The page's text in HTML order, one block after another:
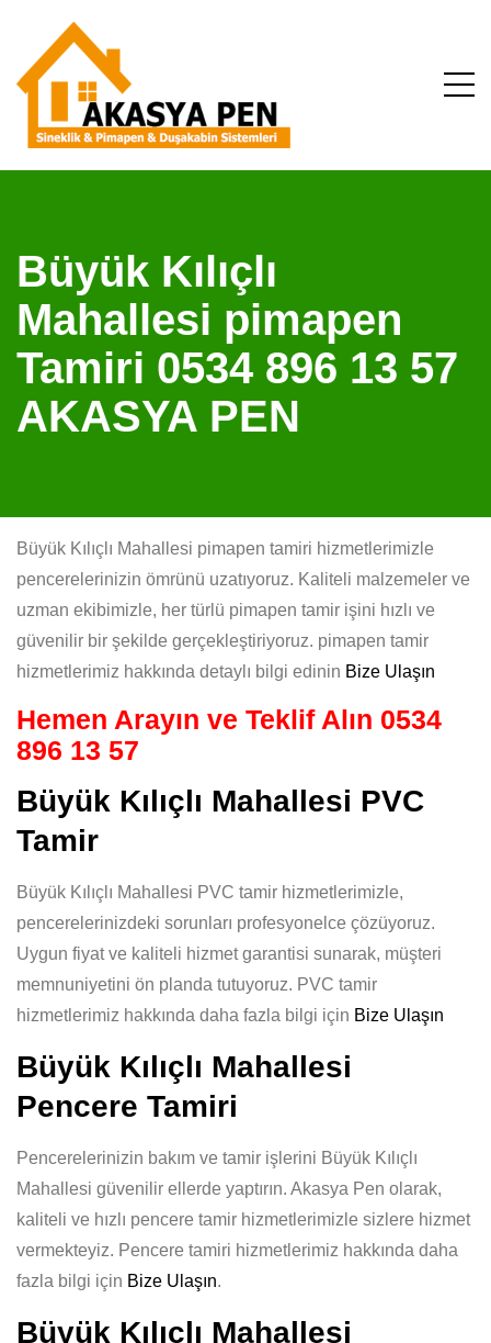
Büyük Kılıçlı
Mahallesi pimapen
Tamiri 0534 896 13 57
AKASYA PEN
Büyük Kılıçlı Mahallesi pimapen tamiri hizmetlerimizle
pencerelerinizin ömrünü uzatıyoruz. Kaliteli malzemeler ve
uzman ekibimizle, her türlü pimapen tamir işini hızlı ve
güvenilir bir şekilde gerçekleştiriyoruz. pimapen tamir
hizmetlerimiz hakkında detaylı bilgi edinin Bize Ulaşın
Hemen Arayın ve Teklif Alın 0534
896 13 57
Büyük Kılıçlı Mahallesi PVC
Tamir
Büyük Kılıçlı Mahallesi PVC tamir hizmetlerimizle,
pencerelerinizdeki sorunları profesyonelce çözüyoruz.
Uygun fiyat ve kaliteli hizmet garantisi sunarak, müşteri
memnuniyetini ön planda tutuyoruz. PVC tamir
hizmetlerimiz hakkında daha fazla bilgi için Bize Ulaşın
Büyük Kılıçlı Mahallesi
Pencere Tamiri
Pencerelerinizin bakım ve tamir işlerini Büyük Kılıçlı
Mahallesi güvenilir ellerde yaptırın. Akasya Pen olarak,
kaliteli ve hızlı pencere tamir hizmetlerimizle sizlere hizmet
vermekteyiz. Pencere tamiri hizmetlerimiz hakkında daha
fazla bilgi için Bize Ulaşın.
Büyük Kılıçlı Mahallesi